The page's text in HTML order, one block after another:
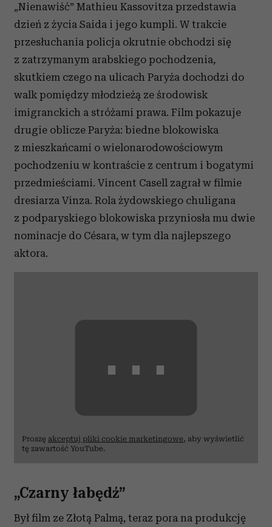
„Nienawiść” Mathieu Kassovitza przedstawia
dzień z życia Saida i jego kumpli. W trakcie
przesłuchania policja okrutnie obchodzi się
z zatrzymanym arabskiego pochodzenia,
skutkiem czego na ulicach Paryża dochodzi do
walk pomiędzy młodzieżą ze środowisk
imigranckich a stróżami prawa. Film pokazuje
drugie oblicze Paryża: biedne blokowiska
z mieszkańcami o wielonarodowościowym
pochodzeniu w kontraście z centrum i bogatymi
przedmieściami. Vincent Casell zagrał w filmie
dresiarza Vinza. Rola żydowskiego chuligana
z podparyskiego blokowiska przyniosła mu dwie
nominacje do Césara, w tym dla najlepszego
aktora.
⋯
Proszę akceptuj pliki cookie marketingowe, aby wyświetlić
tę zawartość YouTube.
„Czarny łabędź”
Był film ze Złotą Palmą, teraz pora na produkcję